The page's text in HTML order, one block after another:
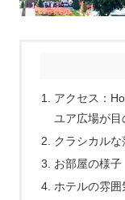
アクセス：
ユア広場が目
クラシカル
お部屋の様子
ホテルの雰囲